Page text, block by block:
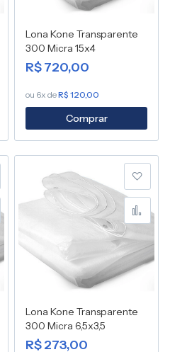
Lona Kone Transparente
300 Micra 15x4
R$ 720,00
ou 6x deR$ 120,00
Comprar
à lista de
para
Lona Kone Transparente
300 Micra 6,5x3,5
R$ 273,00